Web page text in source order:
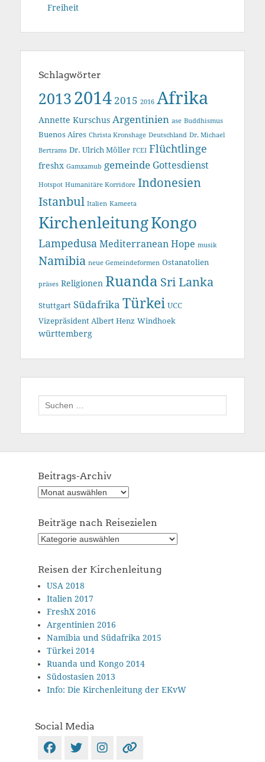
Freiheit
Schlagwörter
2013 2014 2015 2016 Afrika
Annette Kurschus Argentinien ase Buddhismus
Buenos Aires Christa Kronshage Deutschland Dr. Michael
Bertrams Dr. Ulrich Möller FCEI Flüchtlinge
freshx Gamxamub gemeinde Gottesdienst
Hotspot Humanitäre Korridore Indonesien
Istanbul Italien Kameeta
KirchenleitungKongo
Lampedusa Mediterranean Hope musik
Namibia neue Gemeindeformen Ostanatolien
präses Religionen Ruanda Sri Lanka
Stuttgart Südafrika Türkei UCC
Vizepräsident Albert Henz Windhoek
württemberg
Suchen
nach:
Beitrags-Archiv
Beitrags-
Beiträge nach Reisezielen
Beiträge
Reisezielen
Reisen der Kirchenleitung
USA 2018
Italien 2017
FreshX 2016
Argentinien 2016
Namibia und Südafrika 2015
Türkei 2014
Ruanda und Kongo 2014
Südostasien 2013
Info: Die Kirchenleitung der EKvW
Social Media
Facebook
Twitter
Instagram